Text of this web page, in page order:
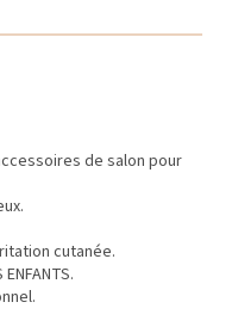
de salon pour
cutanée.
ENFANTS.